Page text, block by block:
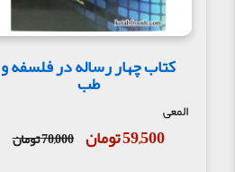
کتاب چهار رساله در فلسفه و
طب
المعی
59,500 تومان 70,000 تومان